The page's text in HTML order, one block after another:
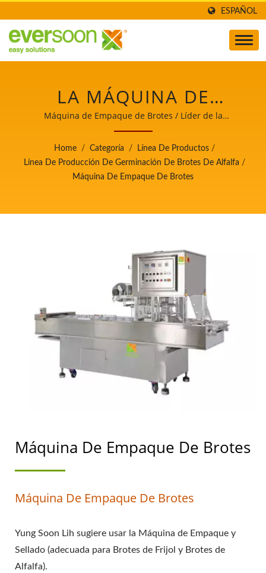
ESPAÑOL
LA MÁQUINA DE
EMPAQUE DE BROTES
ES UNA DE LAS
MÁQUINAS EN LA
DE BROTES DE
MAQUINARIA
AUTOMÁTICA PARA LA
FABRICACIÓN DE TOFU
Y LECHE DE SOYA CON
MÁXIMA PRIORIDAD EN
LA SEGURIDAD
Máquina de Empaque de Brotes / Líder de la
maquinaria automática para la fabricación de tofu y
leche de soya con máxima prioridad en la seguridad
alimentaria.
Home / Categoría / Línea De Productos /
Línea De Producción De Germinación De Brotes De Alfalfa /
Máquina De Empaque De Brotes
Máquina De Empaque De Brotes
Máquina De Empaque De Brotes
Yung Soon Lih sugiere usar la Máquina de Empaque y
Sellado (adecuada para Brotes de Frijol y Brotes de
Alfalfa).